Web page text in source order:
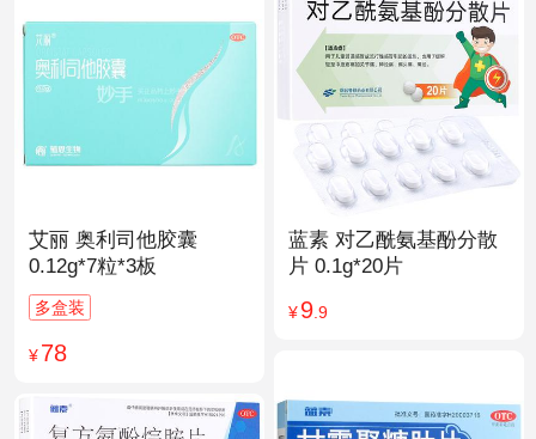
艾丽 奥利司他胶囊
0.12g*7粒*3板
多盒装
¥78
蓝素 对乙酰氨基酚分散
片 0.1g*20片
¥9.9